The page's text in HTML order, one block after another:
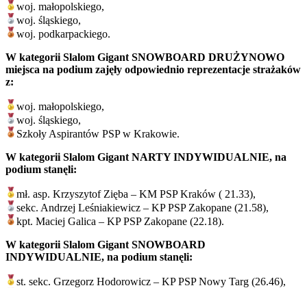
woj. małopolskiego,
woj. śląskiego,
woj. podkarpackiego.
W kategorii Slalom Gigant SNOWBOARD DRUŻYNOWO
miejsca na podium zajęły odpowiednio reprezentacje strażaków
z:
woj. małopolskiego,
woj. śląskiego,
Szkoły Aspirantów PSP w Krakowie.
W kategorii Slalom Gigant NARTY INDYWIDUALNIE, na
podium stanęli:
mł. asp. Krzyszytof Zięba – KM PSP Kraków ( 21.33),
sekc. Andrzej Leśniakiewicz – KP PSP Zakopane (21.58),
kpt. Maciej Galica – KP PSP Zakopane (22.18).
W kategorii Slalom Gigant SNOWBOARD
INDYWIDUALNIE, na podium stanęli:
st. sekc. Grzegorz Hodorowicz – KP PSP Nowy Targ (26.46),